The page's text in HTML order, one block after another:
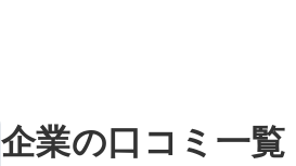
企業の口コミ一覧